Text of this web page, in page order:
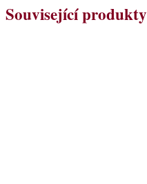
Související produkty